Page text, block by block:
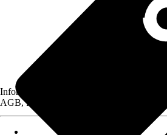
Informationen des Verkäufers, wie z. B.
AGB, finden Sie bei Klick auf den